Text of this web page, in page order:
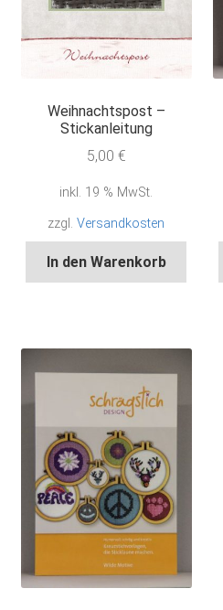
Weihnachtspost –
Stickanleitung
5,00 €
inkl. 19 % MwSt.
zzgl.Versandkosten
In den Warenkorb